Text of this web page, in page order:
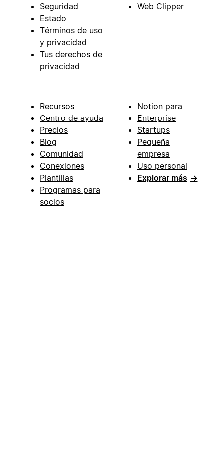
Seguridad
Estado
Términos de uso
y privacidad
Tus derechos de
privacidad
Web Clipper
Recursos
Centro de ayuda
Precios
Blog
Comunidad
Conexiones
Plantillas
Programas para
socios
Notion para
Enterprise
Startups
Pequeña
empresa
Uso personal
Explorar más →